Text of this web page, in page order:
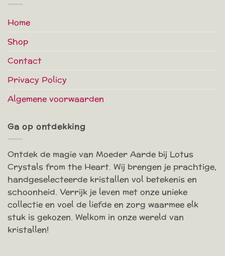
Home
Shop
Contact
Privacy Policy
Algemene voorwaarden
Ga op ontdekking
Ontdek de magie van Moeder Aarde bij Lotus
Crystals from the Heart. Wij brengen je prachtige,
handgeselecteerde kristallen vol betekenis en
schoonheid. Verrijk je leven met onze unieke
collectie en voel de liefde en zorg waarmee elk
stuk is gekozen. Welkom in onze wereld van
kristallen!